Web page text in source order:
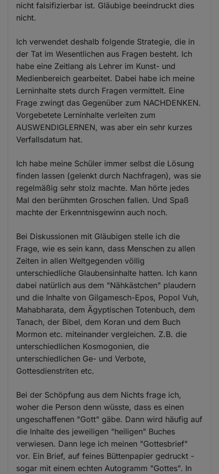
nicht falsifizierbar ist. Gläubige beeindruckt dies
nicht.
Ich verwendet deshalb folgende Strategie, die in
der Tat im Wesentlichen aus Fragen besteht. Ich
habe eine Zeitlang als Lehrer im Kunst- und
Medienbereich gearbeitet. Dabei habe ich meine
Lerninhalte stets durch Fragen vermittelt. Eine
Frage zwingt das Gegenüber zum NACHDENKEN.
Vorgebetete Lerninhalte verleiten zum
AUSWENDIGLERNEN, was aber ein sehr kurzes
Verfallsdatum hat.
Ich habe meine Schüler immer selbst die Lösung
finden lassen (gelenkt durch Nachfragen), was sie
regelmäßig sehr stolz machte. Man hörte jedes
Mal den berühmten Groschen fallen. Und Spaß
machte der Erkenntnisgewinn auch noch.
Bei Diskussionen mit Gläubigen stelle ich die
Frage, wie es sein kann, dass Menschen zu allen
Zeiten in allen Weltgegenden völlig
unterschiedliche Glaubensinhalte hatten. Ich kann
dabei natürlich aus dem "Nähkästchen" plaudern
und die Inhalte von Gilgamesch-Epos, Popol Vuh,
Mahabharata, dem Ägyptischen Totenbuch, dem
Tanach, der Bibel, dem Koran und dem Buch
Mormon etc. miteinander vergleichen. Z.B. die
unterschiedlichen Kosmogonien, die
unterschiedlichen Ge- und Verbote,
Gottesdienstriten etc.
Bei der Schöpfung aus dem Nichts frage ich,
woher die Person denn wüsste, dass es einen
ungeschaffenen "Gott" gäbe. Dann wird häufig auf
die Inhalte des jeweiligen "heiligen" Buches
verwiesen. Dann lege ich meinen "Gottesbrief"
vor. Ein Brief, auf feines Büttenpapier gedruckt -
sogar mit einem echten Autogramm "Gottes". In